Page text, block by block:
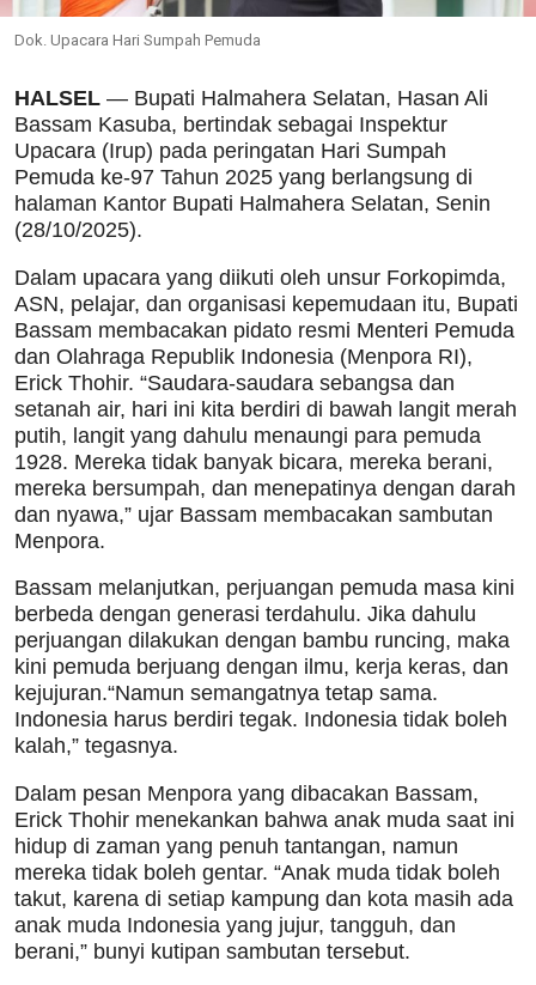
Dok. Upacara Hari Sumpah Pemuda
HALSEL — Bupati Halmahera Selatan, Hasan Ali
Bassam Kasuba, bertindak sebagai Inspektur
Upacara (Irup) pada peringatan Hari Sumpah
Pemuda ke-97 Tahun 2025 yang berlangsung di
halaman Kantor Bupati Halmahera Selatan, Senin
(28/10/2025).
Dalam upacara yang diikuti oleh unsur Forkopimda,
ASN, pelajar, dan organisasi kepemudaan itu, Bupati
Bassam membacakan pidato resmi Menteri Pemuda
dan Olahraga Republik Indonesia (Menpora RI),
Erick Thohir. “Saudara-saudara sebangsa dan
setanah air, hari ini kita berdiri di bawah langit merah
putih, langit yang dahulu menaungi para pemuda
1928. Mereka tidak banyak bicara, mereka berani,
mereka bersumpah, dan menepatinya dengan darah
dan nyawa,” ujar Bassam membacakan sambutan
Menpora.
Bassam melanjutkan, perjuangan pemuda masa kini
berbeda dengan generasi terdahulu. Jika dahulu
perjuangan dilakukan dengan bambu runcing, maka
kini pemuda berjuang dengan ilmu, kerja keras, dan
kejujuran.“Namun semangatnya tetap sama.
Indonesia harus berdiri tegak. Indonesia tidak boleh
kalah,” tegasnya.
Dalam pesan Menpora yang dibacakan Bassam,
Erick Thohir menekankan bahwa anak muda saat ini
hidup di zaman yang penuh tantangan, namun
mereka tidak boleh gentar. “Anak muda tidak boleh
takut, karena di setiap kampung dan kota masih ada
anak muda Indonesia yang jujur, tangguh, dan
berani,” bunyi kutipan sambutan tersebut.